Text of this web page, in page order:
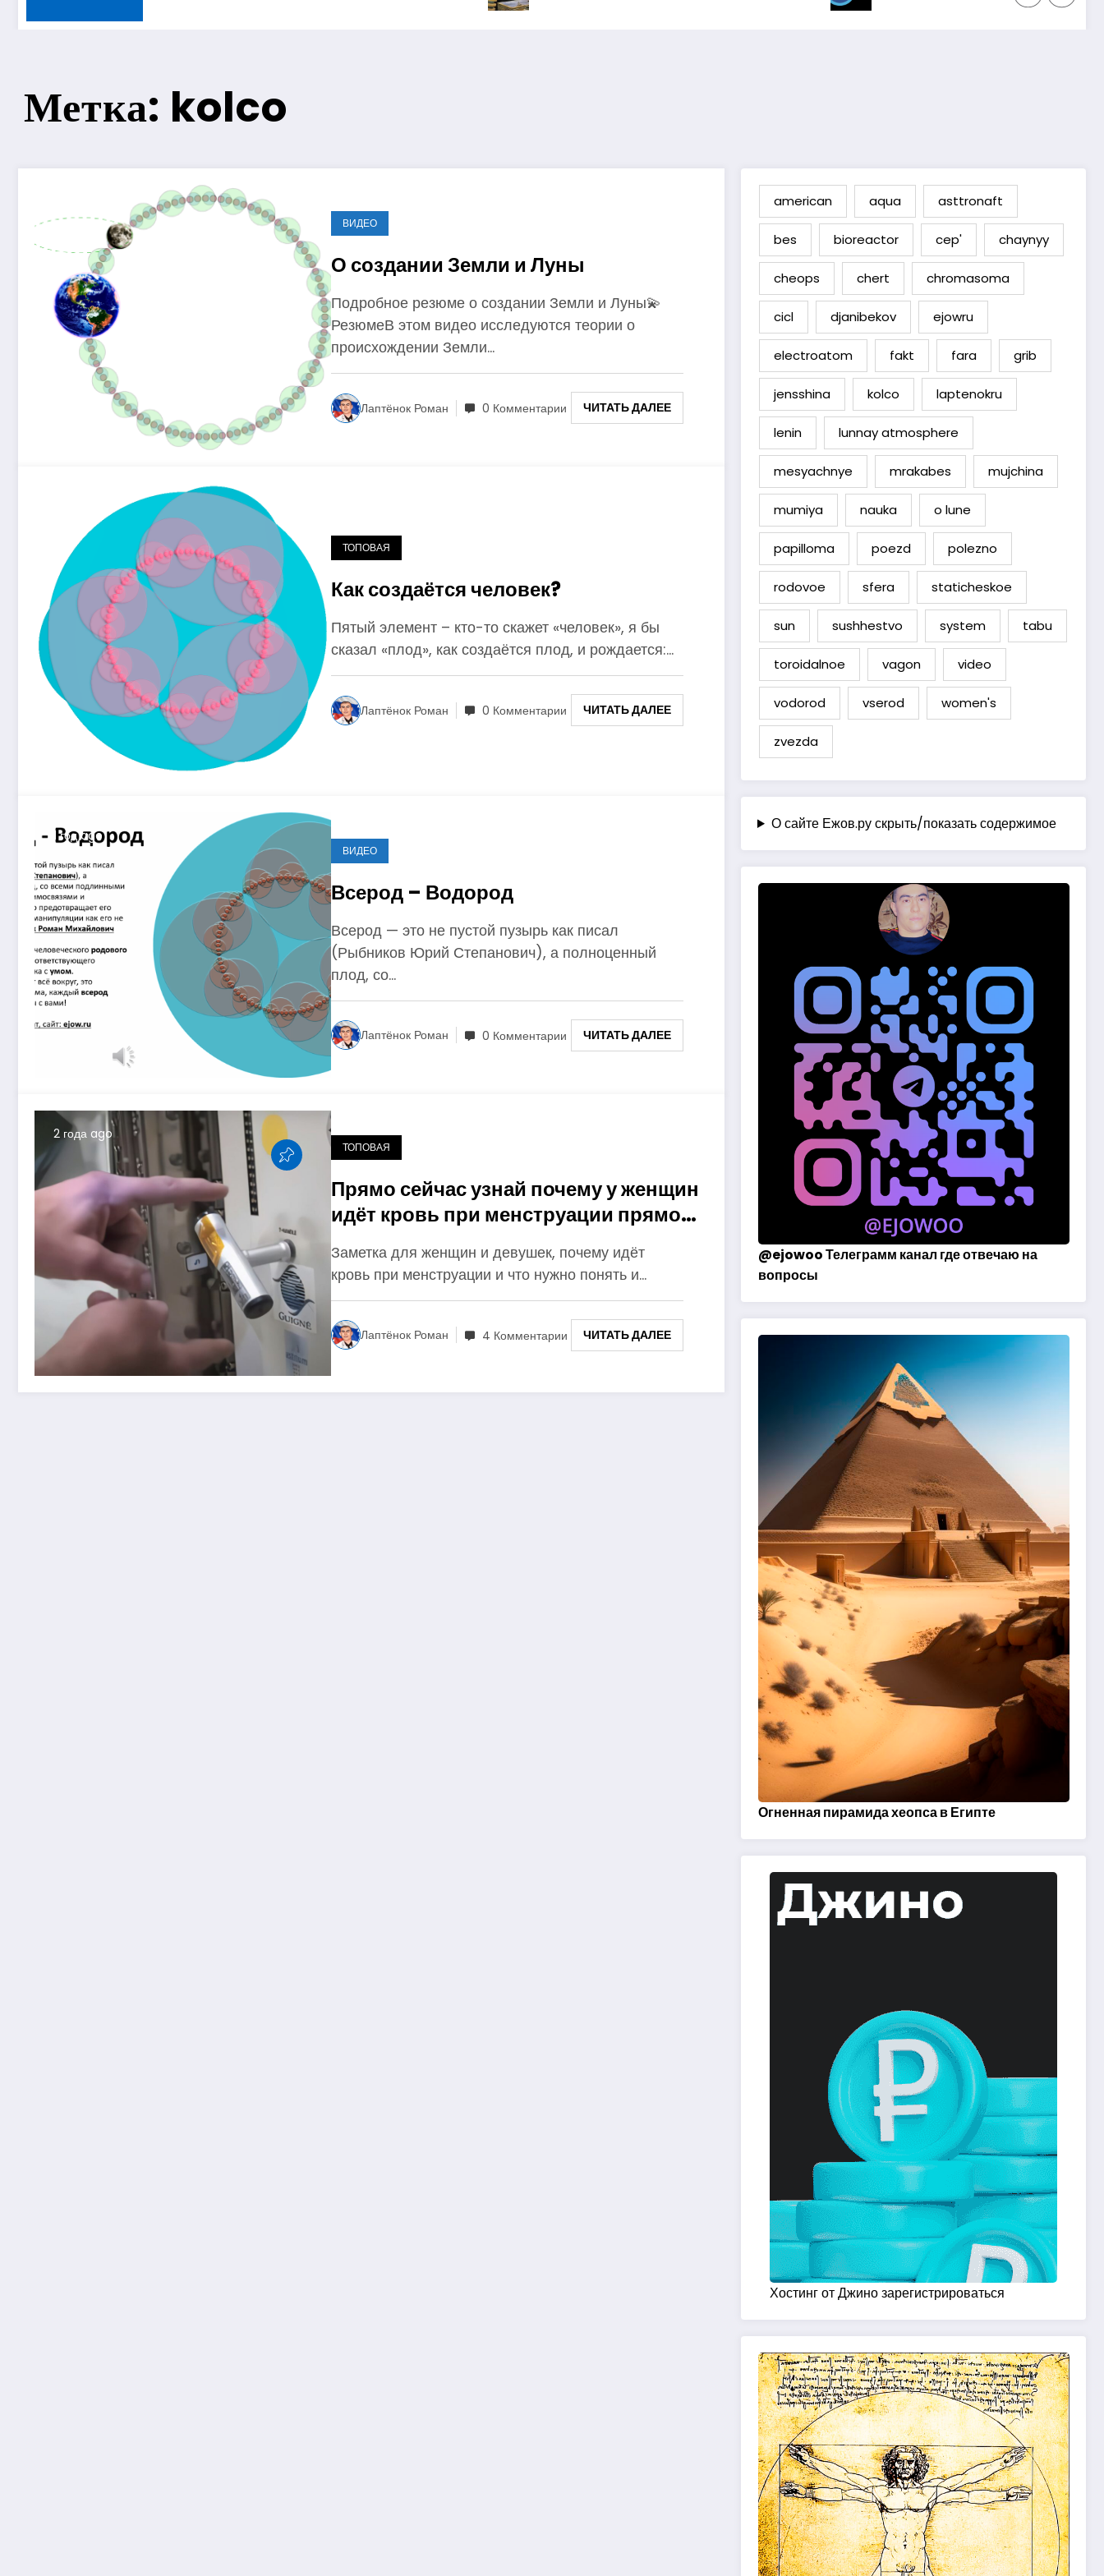
Метка: kolco
ВИДЕО
О создании Земли и Луны
Подробное резюме о создании Земли и Луны💫
РезюмеВ этом видео исследуются теории о
происхождении Земли…
Лаптёнок Роман 0 Комментарии ЧИТАТЬ ДАЛЕЕ
ТОПОВАЯ
Как создаётся человек?
Пятый элемент – кто-то скажет «человек», я бы
сказал «плод», как создаётся плод, и рождается:…
Лаптёнок Роман 0 Комментарии ЧИТАТЬ ДАЛЕЕ
1 год ago
ВИДЕО
Всерод – Водород
Всерод — это не пустой пузырь как писал
(Рыбников Юрий Степанович), а полноценный
плод, со…
Лаптёнок Роман 0 Комментарии ЧИТАТЬ ДАЛЕЕ
2 года ago
ТОПОВАЯ
Прямо сейчас узнай почему у женщин
идёт кровь при менструации прямо
Заметка для женщин и девушек, почему идёт
кровь при менструации и что нужно понять и…
Лаптёнок Роман 4 Комментарии ЧИТАТЬ ДАЛЕЕ
american aqua asttronaft
bes bioreactor cep' chaynyy
cheops chert chromasoma
cicl djanibekov ejowru
electroatom fakt fara grib
jensshina kolco laptenokru
lenin lunnay atmosphere
mesyachnye mrakabes mujchina
mumiya nauka o lune
papilloma poezd polezno
rodovoe sfera staticheskoe
sun sushhestvo system tabu
toroidalnoe vagon video
vodorod vserod women's
zvezda
О сайте Ежов.ру скрыть/показать содержимое
@ejowooТелеграмм канал где отвечаю на
вопросы
Огненная пирамида хеопса в Египте
Хостинг от Джино зарегистрироваться